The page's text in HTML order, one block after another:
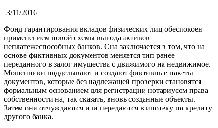
3/11/2016
Фонд гарантирования вкладов физических лиц обеспокоен
применением новой схемы вывода активов
неплатежеспособных банков. Она заключается в том, что на
основе фиктивных документов меняется тип ранее
переданного в залог имущества с движимого на недвижимое.
Мошенники подделывают и создают фиктивные пакеты
документов, которые без надлежащей проверки становятся
формальным основанием для регистрации нотариусом права
собственности на, так сказать, вновь созданные объекты.
Затем они отчуждаются или передаются в ипотеку по кредиту
другого банка.